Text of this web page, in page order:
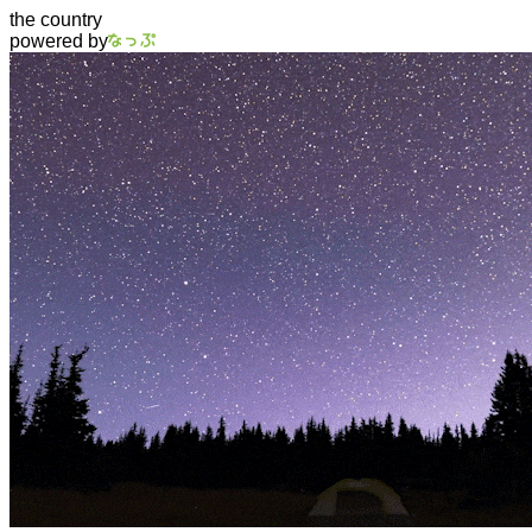
the country
powered by